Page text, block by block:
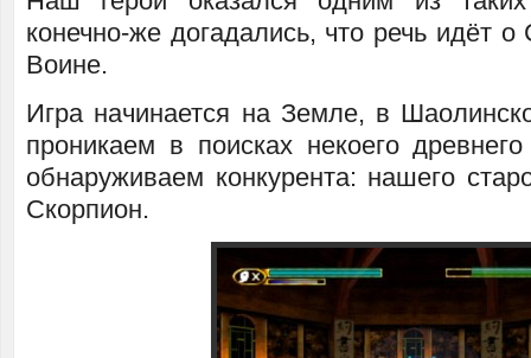
конечно-же догадались, что речь идёт
Воине.
Игра начинается на Земле, в
проникаем в поисках некоего
обнаруживаем конкурента: нашего
Скорпион.